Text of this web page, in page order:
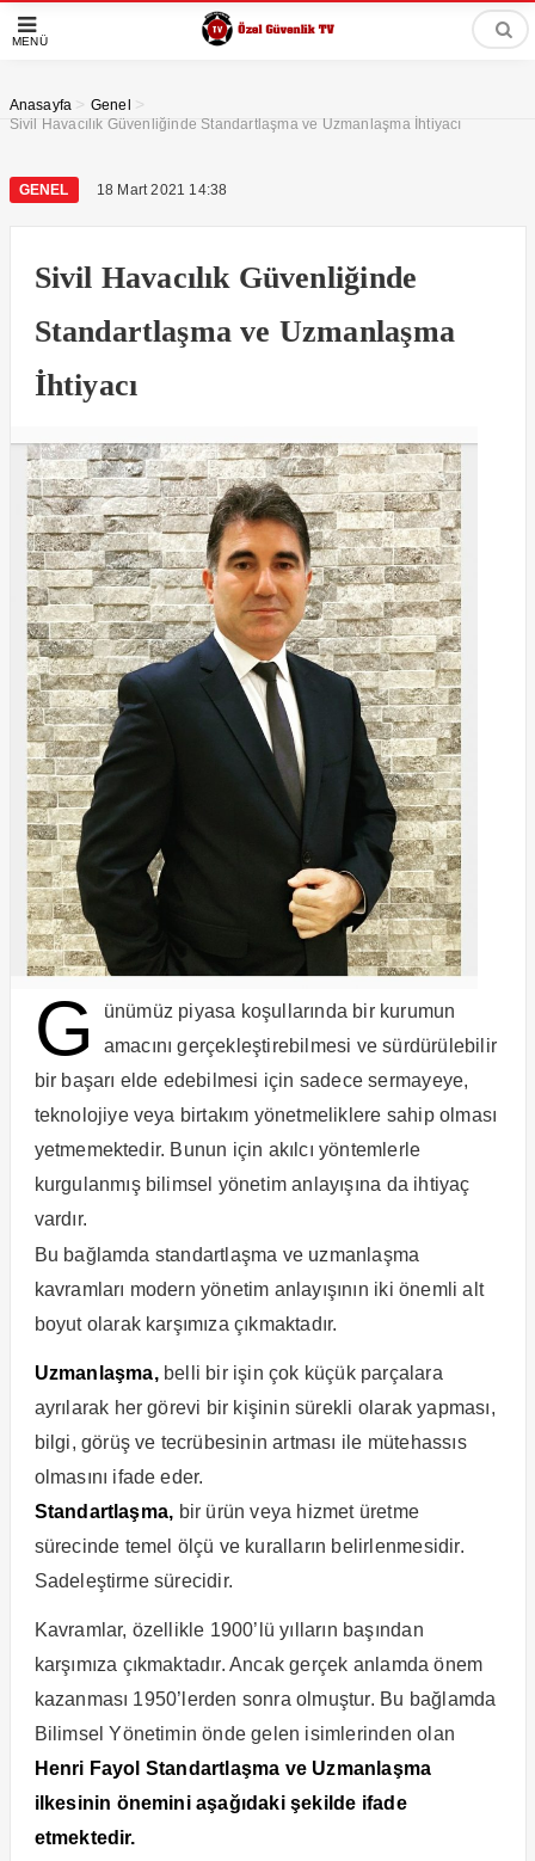
MENÜ
Anasayfa > Genel >
Sivil Havacılık Güvenliğinde Standartlaşma ve Uzmanlaşma İhtiyacı
GENEL 18 Mart 2021 14:38
Sivil Havacılık Güvenliğinde
Standartlaşma ve Uzmanlaşma
İhtiyacı
G
ünümüz piyasa koşullarında bir kurumun
amacını gerçekleştirebilmesi ve sürdürülebilir
bir başarı elde edebilmesi için sadece sermayeye,
teknolojiye veya birtakım yönetmeliklere sahip olması
yetmemektedir. Bunun için akılcı yöntemlerle
kurgulanmış bilimsel yönetim anlayışına da ihtiyaç
vardır.
Bu bağlamda standartlaşma ve uzmanlaşma
kavramları modern yönetim anlayışının iki önemli alt
boyut olarak karşımıza çıkmaktadır.
Uzmanlaşma,belli bir işin çok küçük parçalara
ayrılarak her görevi bir kişinin sürekli olarak yapması,
bilgi, görüş ve tecrübesinin artması ile mütehassıs
olmasını ifade eder.
Standartlaşma, bir ürün veya hizmet üretme
sürecinde temel ölçü ve kuralların belirlenmesidir.
Sadeleştirme sürecidir.
Kavramlar, özellikle 1900’lü yılların başından
karşımıza çıkmaktadır. Ancak gerçek anlamda önem
kazanması 1950’lerden sonra olmuştur. Bu bağlamda
Bilimsel Yönetimin önde gelen isimlerinden olan
Henri Fayol Standartlaşma ve Uzmanlaşma
ilkesinin önemini aşağıdaki şekilde ifade
etmektedir.